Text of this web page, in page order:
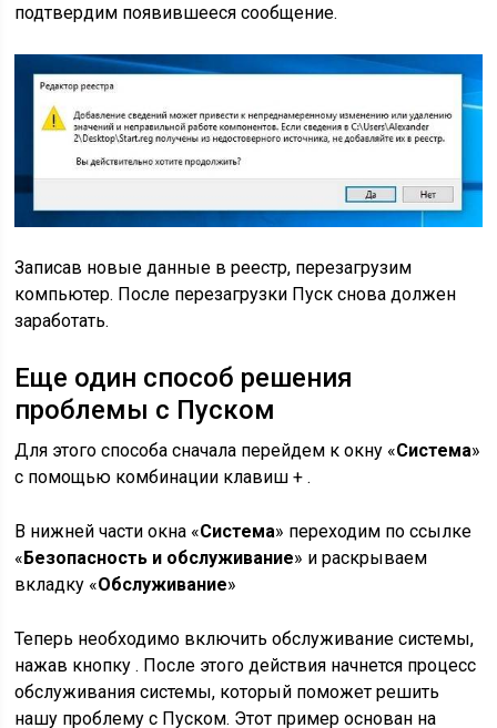
подтвердим появившееся сообщение.
Записав новые данные в реестр, перезагрузим
компьютер. После перезагрузки Пуск снова должен
заработать.
Еще один способ решения
проблемы с Пуском
Для этого способа сначала перейдем к окну «Система»
с помощью комбинации клавиш + .
В нижней части окна «Система» переходим по ссылке
«Безопасность и обслуживание» и раскрываем
вкладку «Обслуживание»
Теперь необходимо включить обслуживание системы,
нажав кнопку . После этого действия начнется процесс
обслуживания системы, который поможет решить
нашу проблему с Пуском. Этот пример основан на